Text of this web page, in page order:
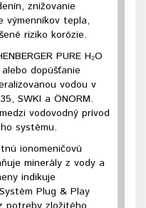
znižovanie
výmenníkov tepla,
riziko korózie.
PURE H₂O
dopúšťanie
vodou v
SWKI a ÖNORM.
vodovodný prívod
systému.
ionomeničovú
minerály z vody a
indikuje
Plug & Play